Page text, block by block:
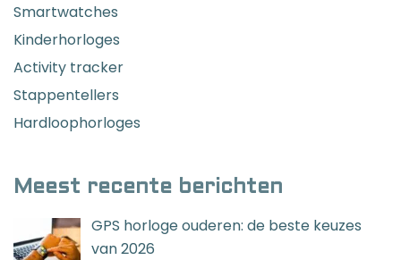
Smartwatches
Kinderhorloges
Activity tracker
Stappentellers
Hardloophorloges
Meest recente berichten
GPS horloge ouderen: de beste keuzes
van 2026